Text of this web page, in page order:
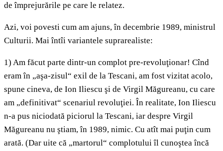
de împrejurările pe care le relatez.
Azi, voi povesti cum am ajuns, în decembrie 1989, ministrul
Culturii. Mai întîi variantele suprarealiste:
1) Am făcut parte dintr-un complot pre-revoluţionar! Cînd
eram în „aşa-zisul“ exil de la Tescani, am fost vizitat acolo,
spune cineva, de Ion Iliescu şi de Virgil Măgureanu, cu care
am „definitivat“ scenariul revoluţiei. În realitate, Ion Iliescu
n-a pus niciodată piciorul la Tescani, iar despre Virgil
Măgureanu nu ştiam, în 1989, nimic. Cu atît mai puţin cum
arată. (Dar uite că „martorul“ complotului îl cunoştea încă